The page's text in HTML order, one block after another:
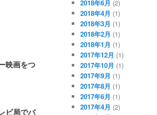
映画をつ
ビ局でバ
2018年6月 (2)
2018年4月 (1)
2018年3月 (1)
2018年2月 (1)
2018年1月 (1)
2017年12月 (1)
2017年10月 (1)
2017年9月 (1)
2017年8月 (1)
2017年6月 (1)
2017年4月 (2)